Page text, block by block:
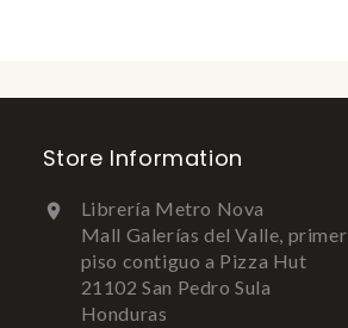
Store Information

Librería Metro Nova
Mall Galerías del Valle, primer
piso contiguo a Pizza Hut
21102 San Pedro Sula
Honduras